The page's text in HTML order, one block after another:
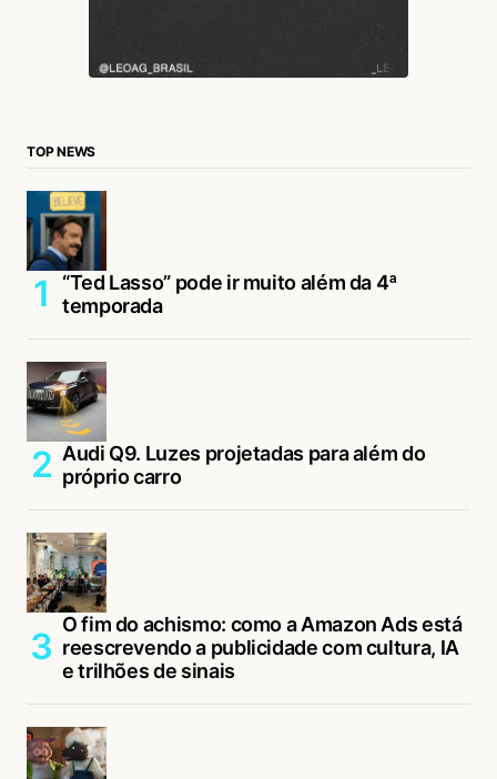
TOP NEWS
“Ted Lasso” pode ir muito além da 4ª
temporada
Audi Q9. Luzes projetadas para além do
próprio carro
O fim do achismo: como a Amazon Ads está
reescrevendo a publicidade com cultura, IA
e trilhões de sinais